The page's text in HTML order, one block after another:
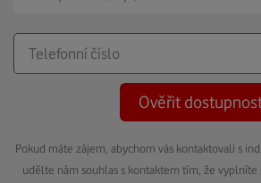
Ověřit
Pokud máte zájem, abychom vás kontaktovali s
udělte nám souhlas s kontaktem tím, že